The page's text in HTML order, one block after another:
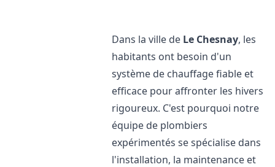
Dans la ville de Le Chesnay, les
habitants ont besoin d'un
système de chauffage fiable et
efficace pour affronter les hivers
rigoureux. C'est pourquoi notre
équipe de plombiers
expérimentés se spécialise dans
l'installation, la maintenance et